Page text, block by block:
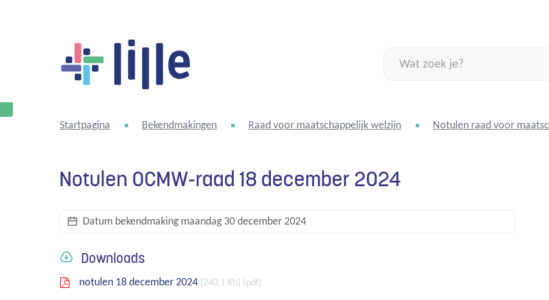
Lille
zoek
Startpagina Bekendmakingen Raad voor maatschappelijk welzijn Notulen raad voor
Notulen OCMW-raad 18 december 2024
Datum bekendmakingmaandag 30 december 2024
Downloads
notulen 18 december 2024 240,1 Kb pdf